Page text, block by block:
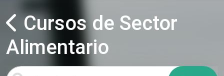
Cursos de Sector
Alimentario